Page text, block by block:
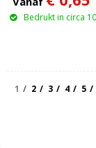
Bedrukt in circa
1 2 3 4 5